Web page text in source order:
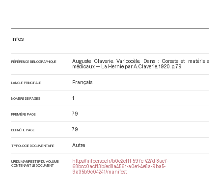
Infos
RÉFÉRENCE BIBLIOGRAPHIQUE
Auguste Claverie. Varicocèle. Dans : Corsets et matériels
médicaux — La Hernie par A. Claverie . 1920. p. 79.
LANGUE PRINCIPALE Français
NOMBRE DE PAGES 1
PREMIÈRE PAGE 79
DERNIÈRE PAGE 79
TYPOLOGIE DOCUMENTAIRE Autre
URI DU MANIFEST IIIF DU VOLUME
CONTENANT LE DOCUMENT
https://iiif.persee.fr/b0e2cf11-597c-427d-8ac7-
68bcc0acf13b/ed8a4561-a0e1-4e8a-9ba5-
9a35b9c04241/manifest